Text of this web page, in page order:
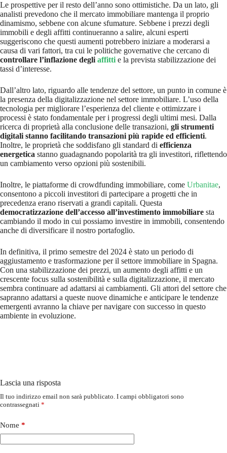
Le prospettive per il resto dell’anno sono ottimistiche. Da un lato, gli
analisti prevedono che il mercato immobiliare mantenga il proprio
dinamismo, sebbene con alcune sfumature. Sebbene i prezzi degli
immobili e degli affitti continueranno a salire, alcuni esperti
suggeriscono che questi aumenti potrebbero iniziare a moderarsi a
causa di vari fattori, tra cui le politiche governative che cercano di
controllare l’inflazione degli affitti e la prevista stabilizzazione dei
tassi d’interesse.
Dall’altro lato, riguardo alle tendenze del settore, un punto in comune è
la presenza della digitalizzazione nel settore immobiliare. L’uso della
tecnologia per migliorare l’esperienza del cliente e ottimizzare i
processi è stato fondamentale per i progressi degli ultimi mesi. Dalla
ricerca di proprietà alla conclusione delle transazioni, gli strumenti
digitali stanno facilitando transazioni più rapide ed efficienti.
Inoltre, le proprietà che soddisfano gli standard di efficienza
energetica stanno guadagnando popolarità tra gli investitori, riflettendo
un cambiamento verso opzioni più sostenibili.
Inoltre, le piattaforme di crowdfunding immobiliare, come Urbanitae,
consentono a piccoli investitori di partecipare a progetti che in
precedenza erano riservati a grandi capitali. Questa
democratizzazione dell’accesso all’investimento immobiliare sta
cambiando il modo in cui possiamo investire in immobili, consentendo
anche di diversificare il nostro portafoglio.
In definitiva, il primo semestre del 2024 è stato un periodo di
aggiustamento e trasformazione per il settore immobiliare in Spagna.
Con una stabilizzazione dei prezzi, un aumento degli affitti e un
crescente focus sulla sostenibilità e sulla digitalizzazione, il mercato
sembra continuare ad adattarsi ai cambiamenti. Gli attori del settore che
sapranno adattarsi a queste nuove dinamiche e anticipare le tendenze
emergenti avranno la chiave per navigare con successo in questo
ambiente in evoluzione.
Lascia una risposta
Il tuo indirizzo email non sarà pubblicato. I campi obbligatori sono
contrassegnati *
Nome *